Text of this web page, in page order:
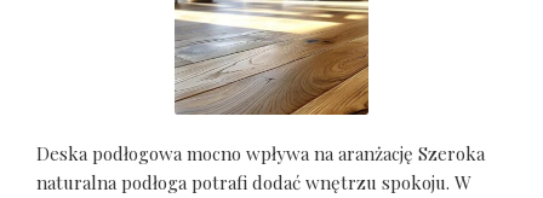
Deska podłogowa mocno wpływa na aranżację Szeroka
naturalna podłoga potrafi dodać wnętrzu spokoju. W